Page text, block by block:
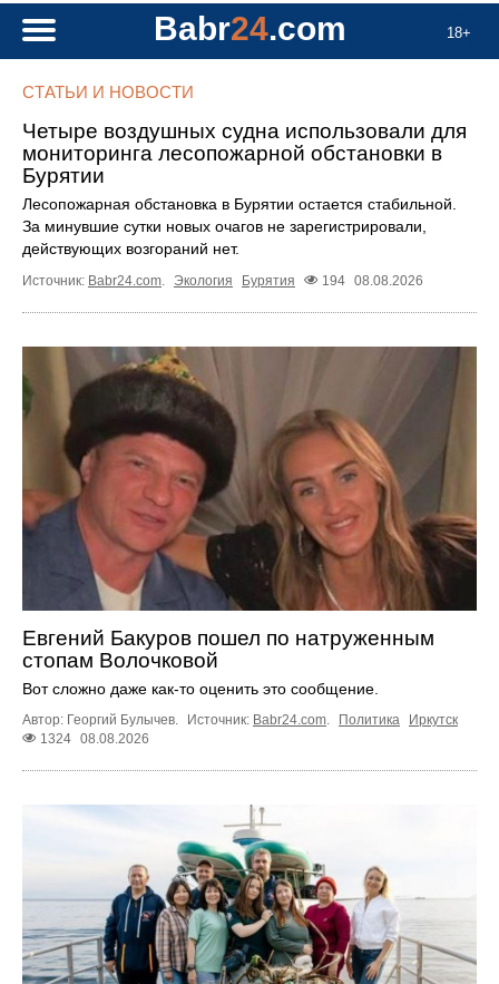
18+
Babr24.com
СТАТЬИ И НОВОСТИ
Четыре воздушных судна использовали для
мониторинга лесопожарной обстановки в
Бурятии
Лесопожарная обстановка в Бурятии остается стабильной.
За минувшие сутки новых очагов не зарегистрировали,
действующих возгораний нет.
Источник: Babr24.com. Экология Бурятия 194 08.08.2026
Евгений Бакуров пошел по натруженным
стопам Волочковой
Вот сложно даже как-то оценить это сообщение.
Автор: Георгий Булычев. Источник: Babr24.com Политика
Иркутск
1324 08.08.2026